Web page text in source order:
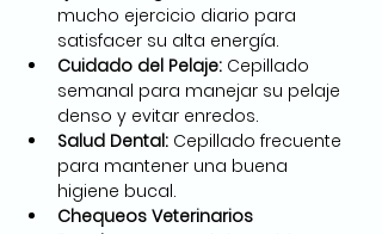
mucho ejercicio diario para
satisfacer su alta energía.
Cuidado del Pelaje: Cepillado
semanal para manejar su pelaje
denso y evitar enredos.
Salud Dental: Cepillado frecuente
para mantener una buena
higiene bucal.
Chequeos Veterinarios